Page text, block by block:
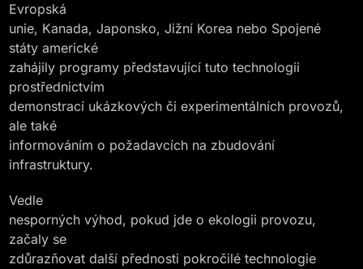
Evropská
unie, Kanada, Japonsko, Jižní Korea nebo Spojené
státy americké
zahájily programy představující tuto technologii
prostřednictvím
demonstrací ukázkových či experimentálních provozů,
ale také
informováním o požadavcích na zbudování
infrastruktury.
Vedle
nesporných výhod, pokud jde o ekologii provozu,
začaly se
zdůrazňovat další přednosti pokročilé technologie